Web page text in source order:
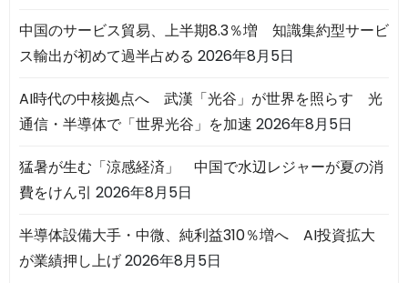
中国のサービス貿易、上半期8.3％増 知識集約型サービ
ス輸出が初めて過半占める 2026年8月5日
AI時代の中核拠点へ 武漢「光谷」が世界を照らす 光
通信・半導体で「世界光谷」を加速 2026年8月5日
猛暑が生む「涼感経済」 中国で水辺レジャーが夏の消
費をけん引 2026年8月5日
半導体設備大手・中微、純利益310％増へ AI投資拡大
が業績押し上げ2026年8月5日